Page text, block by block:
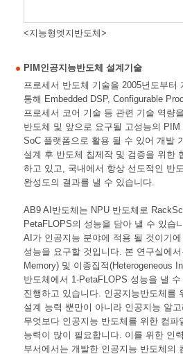
<지능형엣지반도체>
PIM인공지능반도체 설계기술
프로세서 반도체 기술을 2005년도부터
통해 Embedded DSP, Configurable
프로세서 코어 기술 등 관련 기술 역량
반도체 및 앞으로 요구될 고성능의
SoC 플랫폼으로 활용 될 수 있어 개발
설계 후 반도체 칩제작 및 검증을 위한
하고 있고, 국내에서 항상 선도적인 반
완성도의 결과를 낼 수 있습니다.
AB9 AI반도체는 NPU 반도체로
PetaFLOPS의 성능을 담아 낼 수 있습
AI가 인공지능 분야에 적용 될 것이기
성능을 요구할 것입니다. 본 연구실에
Memory) 및 이종집적(Heterogeneous
반도체에서 1-PetaFLOPS 성능을 낼
진행하고 있습니다. 인공지능반도체를
설계 능력 뿐만이 아니라 인공지능 알
무엇보다 인공지능 반도체를 위한 컴파
능력이 많이 필요합니다. 이를 위한 인
부서에서는 개발한 인공지능 반도체의